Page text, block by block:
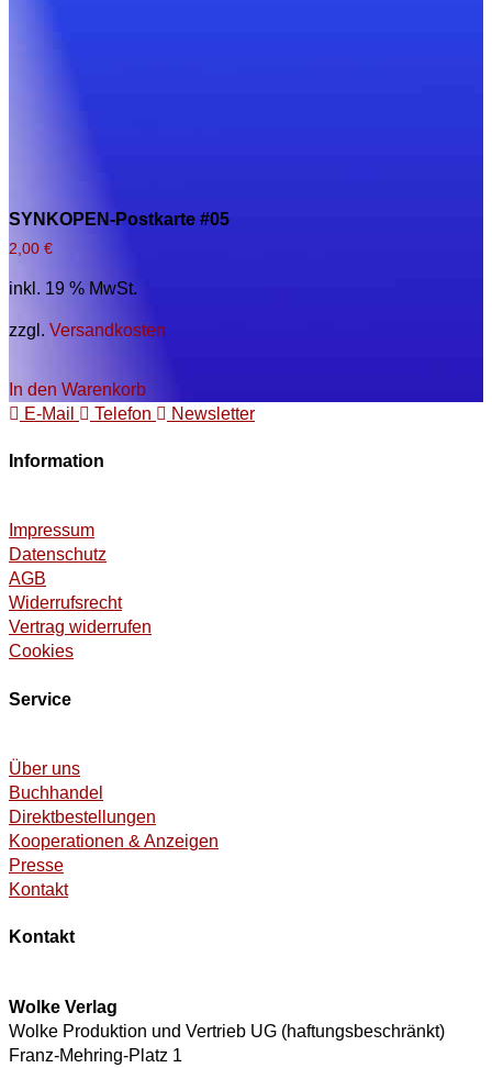
SYNKOPEN-Postkarte #05
2,00 €
inkl. 19 % MwSt.
zzgl. Versandkosten
In den Warenkorb
E-Mail
Telefon Newsletter
Information
Impressum
Datenschutz
AGB
Widerrufsrecht
Vertrag widerrufen
Cookies
Service
Über uns
Buchhandel
Direktbestellungen
Kooperationen & Anzeigen
Presse
Kontakt
Kontakt
Wolke Verlag
Wolke Produktion und Vertrieb UG (haftungsbeschränkt)
Franz-Mehring-Platz 1